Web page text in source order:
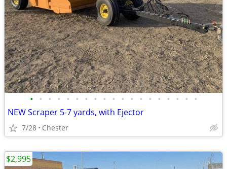
• • • • • • • • • • • • • • • • • • •
NEW Scraper 5-7 yards, with Ejector
7/28 Chester
$2,995